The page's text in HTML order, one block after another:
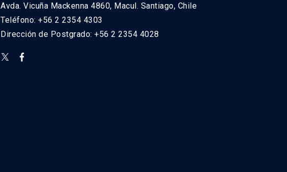
Avda. Vicuña Mackenna 4860, Macul. Santiago, Chile
Teléfono: +56 2 2354 4303
Dirección de Postgrado: +56 2 2354 4028